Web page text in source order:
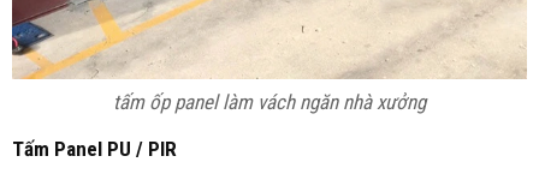
tấm ốp panel làm vách ngăn nhà xưởng
Tấm Panel PU / PIR